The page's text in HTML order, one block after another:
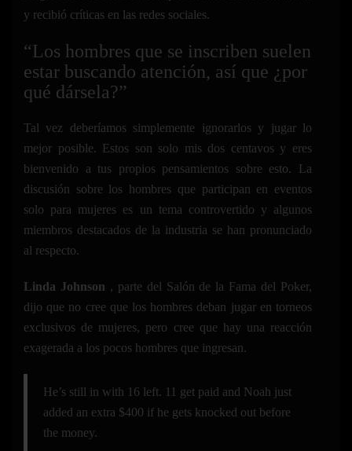
y recibió críticas en las redes sociales.
“Los hombres que se inscriben suelen
estar buscando atención, así que ¿por
qué dársela?”
Tal vez deberíamos simplemente ignorarlos y jugar lo
mejor posible. Estos son solo mis dos centavos y eres
bienvenido a tus propios pensamientos sobre esto. La
discusión sobre los hombres que participan en eventos
solo para mujeres es un tema controvertido y algunos
miembros destacados de la industria se han pronunciado
al respecto.
Linda Johnson , parte del Salón de la Fama del Poker,
dijo que no cree que los hombres deban jugar en torneos
exclusivos de mujeres, pero cree que hay una reacción
exagerada a los pocos hombres que ingresan.
He’s still in with 16 left. 11 get paid and Noah just
added an extra $400 if he gets knocked out before
the money.